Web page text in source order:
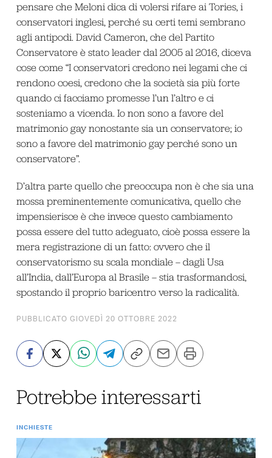
pensare che Meloni dica di volersi rifare ai Tories, i
conservatori inglesi, perché su certi temi sembrano
agli antipodi. David Cameron, che del Partito
Conservatore è stato leader dal 2005 al 2016, diceva
cose come “I conservatori credono nei legami che ci
rendono coesi, credono che la società sia più forte
quando ci facciamo promesse l’un l’altro e ci
sosteniamo a vicenda. Io non sono a favore del
matrimonio gaynonostantesia un conservatore; io
sono a favore del matrimonio gayperchésono un
conservatore”.
D’altra parte quello che preoccupa non è che sia una
mossa preminentemente comunicativa, quello che
impensierisce è che invece questo cambiamento
possa essere del tutto adeguato, cioè possa essere la
mera registrazione di un fatto: ovvero che il
conservatorismo su scala mondiale – dagli Usa
all’India, dall’Europa al Brasile – stia trasformandosi,
spostando il proprio baricentro verso la radicalità.
PUBBLICATO GIOVEDÌ 20 OTTOBRE 2022
Potrebbe interessarti
INCHIESTE